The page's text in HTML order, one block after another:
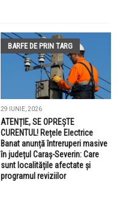
BARFE DE PRIN TARG
29 IUNIE, 2026
ATENȚIE, SE OPREȘTE
CURENTUL! Rețele Electrice
Banat anunță întreruperi masive
în județul Caraș-Severin: Care
sunt localitățile afectate și
programul reviziilor